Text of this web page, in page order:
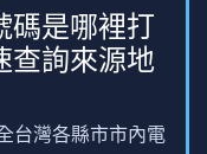
碼是哪裡打
查詢來源地
台灣各縣市市內電